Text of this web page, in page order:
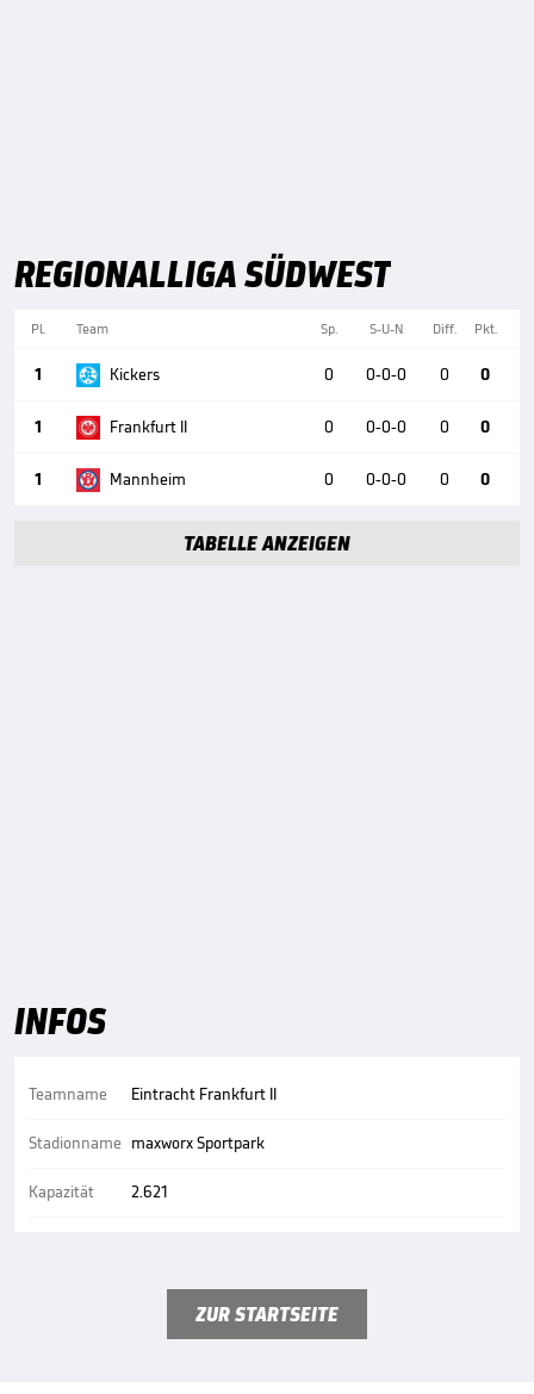
REGIONALLIGA SÜDWEST
Pl. Team Sp. S-U-N Diff. Pkt.
1 Kickers 0 0-0-0 0 0
1 Frankfurt II 0 0-0-0 0 0
1 Mannheim 0 0-0-0 0 0
TABELLE ANZEIGEN
INFOS
Teamname
Stadionname
Kapazität
Eintracht Frankfurt II
maxworx Sportpark
2.621
ZUR STARTSEITE